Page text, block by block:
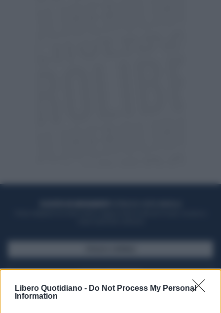
Libero Quotidiano - Do Not Process My Personal
Information